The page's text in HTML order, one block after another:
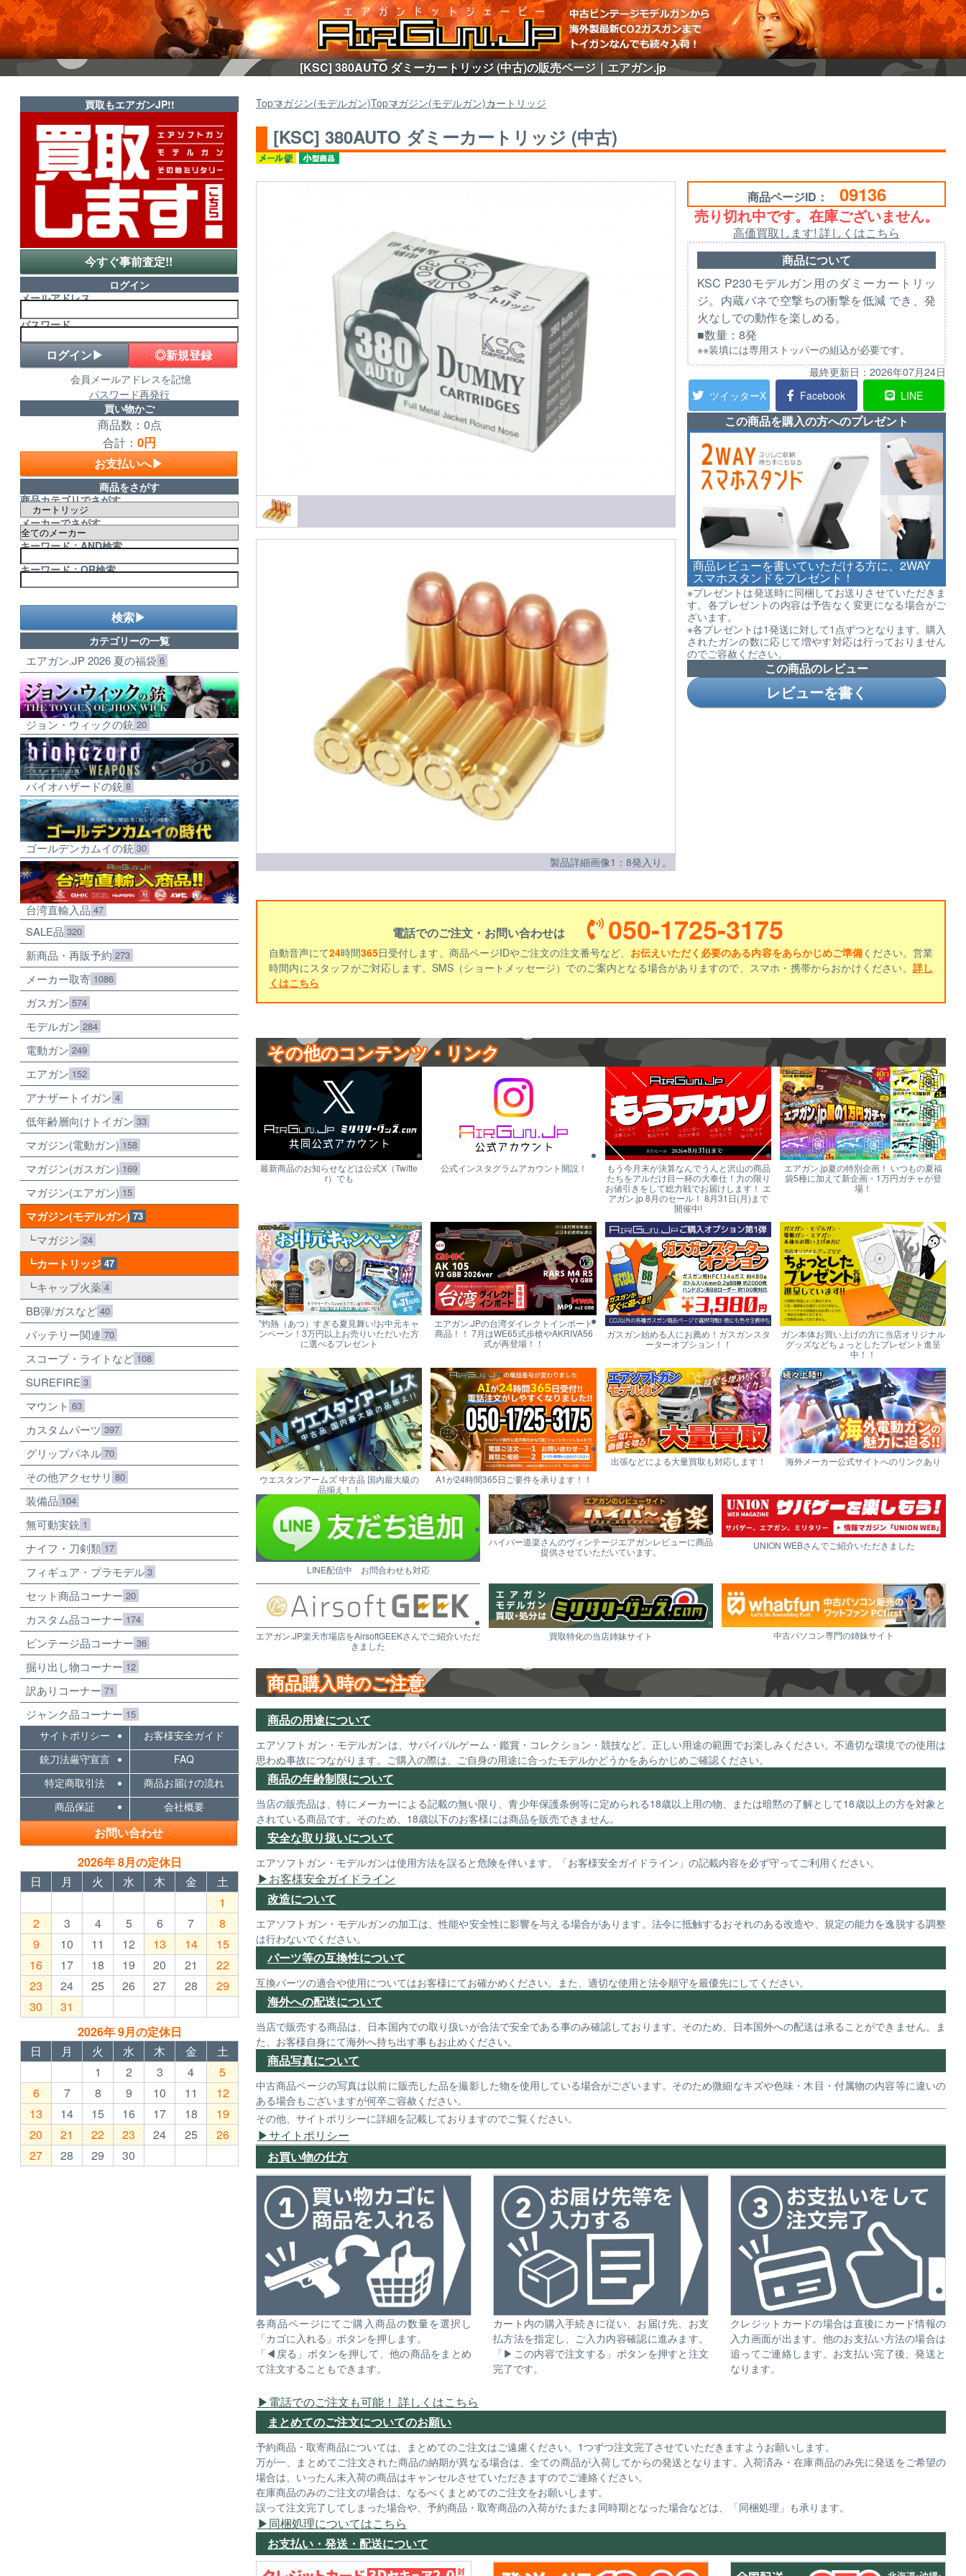
[KSC] 380AUTO ダミーカートリッジ (中古)の販売ページ｜エアガン.jp
Topマガジン(モデルガン)Topマガジン(モデルガン)カートリッジ
[KSC] 380AUTO ダミーカートリッジ (中古)
商品ページID： 09136
売り切れ中です。在庫ございません。
高価買取します! 詳しくはこちら
商品について
KSC P230モデルガン用のダミーカートリッ
ジ。内蔵バネで空撃ちの衝撃を低減 でき、発
火なしでの動作を楽しめる。
■数量：8発
※※装填には専用ストッパーの組込が必要です。
最終更新日： 2026年07月24日
ツイッターX
Facebook LINE
この商品を購入の方へのプレゼント
商品レビューを書いていただける方に、2WAY
スマホスタンドをプレゼント！
※プレゼントは発送時に同梱してお送りさせていただきま
す。各プレゼントの内容は予告なく変更になる場合がご
ざいます。
※各プレゼントは1発送に対して1点ずつとなります。購入
されたガンの数に応じて増やす対応は行っておりません
のでご容赦ください。
この商品のレビュー
レビューを書く
製品詳細画像1：8発入り。
電話でのご注文・お問い合わせは 050-1725-3175
自動音声にて24時間365日受付します。商品ページIDやご注文の注文番号など、 お伝えいただく必要のある内容をあらかじめご準備ください。営業
時間内にスタッフがご対応します。SMS（ショートメッセージ）でのご案内となる場合がありますので、スマホ・携帯からおかけください。 詳し
くはこちら
その他のコンテンツ・リンク
最新商品のお知らせなどは公式X（Twitte
r）でも
公式インスタグラムアカウント開設！
もう今月末が決算なんでうんと沢山の商品
たちをアルだけ目一杯の大奉仕！力の限り
お値引きをして総力戦でお届けします！ エ
アガン.jp 8月のセール！ 8月31日(月)まで
開催中!
エアガン.jp夏の特別企画！ いつもの夏福
袋5種に加えて新企画・1万円ガチャが登
場！
"灼熱（あつ）すぎる夏見舞い!お中元キャ
ンペーン！3万円以上お売りいただいた方
に選べるプレゼント
エアガン.JPの台湾ダイレクトインポート
商品！！ 7月はWE65式歩槍やAKRIVA56
式が再登場！！
ガスガン始める人にお薦め！ガスガンスタ
ーターオプション！！
ガン本体お買い上げの方に当店オリジナル
グッズなどちょっとしたプレゼント進呈
中！！
ウエスタンアームズ 中古品 国内最大級の
品揃え！！
A1が24時間365日ご要件を承ります！！
出張などによる大量買取も対応します！ 海外メーカー公式サイトへのリンクあり
LINE配信中 お問合わせも対応
ハイパー道楽さんのヴィンテージエアガンレビューに商品
提供させていただいています。
UNION WEBさんでご紹介いただきました
エアガン.JP楽天市場店をAirsoftGEEKさんでご紹介いただ
きました
買取特化の当店姉妹サイト 中古パソコン専門の姉妹サイト
商品購入時のご注意
商品の用途について
エアソフトガン・モデルガンは、サバイバルゲーム・鑑賞・コレクション・競技など、正しい用途の範囲でお楽しみください。不適切な環境での使用は
思わぬ事故につながります。ご購入の際は、ご自身の用途に合ったモデルかどうかをあらかじめご確認ください。
商品の年齢制限について
当店の販売品は、特にメーカーによる記載の無い限り、青少年保護条例等に定められる18歳以上用の物、または暗黙の了解として18歳以上の方を対象と
されている商品です。そのため、18歳以下のお客様には商品を販売できません。
安全な取り扱いについて
エアソフトガン・モデルガンは使用方法を誤ると危険を伴います。「お客様安全ガイドライン」の記載内容を必ず守ってご利用ください。
お客様安全ガイドライン
改造について
エアソフトガン・モデルガンの加工は、性能や安全性に影響を与える場合があります。法令に抵触するおそれのある改造や、規定の能力を逸脱する調整
は行わないでください。
パーツ等の互換性について
互換パーツの適合や使用についてはお客様にてお確かめください。また、適切な使用と法令順守を最優先にしてください。
海外への配送について
当店で販売する商品は、日本国内での取り扱いが合法で安全である事のみ確認しております。そのため、日本国外への配送は承ることができません。ま
た、お客様自身にて海外へ持ち出す事もお止めください。
商品写真について
中古商品ページの写真は以前に販売した品を撮影した物を使用している場合がございます。そのため微細なキズや色味・木目・付属物の内容等に違いの
ある場合もございますが何卒ご容赦ください。
その他、サイトポリシーに詳細を記載しておりますのでご覧ください。
サイトポリシー
お買い物の仕方
各商品ページにてご購入商品の数量を選択し
「カゴに入れる」ボタンを押します。
「◀戻る」ボタンを押して、他の商品をまとめ
て注文することもできます。
カート内の購入手続きに従い、お届け先、お支
払方法を指定し、ご入力内容確認に進みます。
「▶この内容で注文する」ボタンを押すと注文
完了です。
クレジットカードの場合は直後にカード情報の
入力画面が出ます。他のお支払い方法の場合は
追ってご連絡します。お支払い完了後、発送と
なります。
電話でのご注文も可能！ 詳しくはこちら
まとめてのご注文についてのお願い
予約商品・取寄商品については、まとめてのご注文はご遠慮ください。1つずつ注文完了させていただきますようお願いします。
万が一、まとめてご注文された商品の納期が異なる場合は、全ての商品が入荷してからの発送となります。入荷済み・在庫商品のみ先に発送をご希望の
場合は、いったん未入荷の商品はキャンセルさせていただきますのでご連絡ください。
在庫商品のみのご注文の場合は、なるべくまとめてのご注文をお願いします。
誤って注文完了してしまった場合や、予約商品・取寄商品の入荷がたまたま同時期となった場合などは、「同梱処理」も承ります。
同梱処理についてはこちら
お支払い・発送・配送について
買取もエアガンJP!!
今すぐ事前査定!!
ログイン
メールアドレス
パスワード
◎新規登録
会員メールアドレスを記憶
パスワード再発行
買い物かご
商品数：0点
合計： 0円
お支払いへ▶
商品をさがす
商品カテゴリでさがす
メーカーでさがす
キーワード：AND検索
キーワード：OR検索
検索▶
カテゴリーの一覧
エアガン.JP 2026 夏の福袋 6
ジョン・ウィックの銃 20
バイオハザードの銃 8
ゴールデンカムイの銃 30
台湾直輸入品 47
SALE品 320
新商品・再販予約 273
メーカー取寄 1086
ガスガン 574
モデルガン 284
電動ガン 249
エアガン 152
アナザートイガン 4
低年齢層向けトイガン 33
マガジン(電動ガン) 158
マガジン(ガスガン) 169
マガジン(エアガン) 15
マガジン(モデルガン) 73
マガジン 24
カートリッジ 47
キャップ火薬 4
BB弾/ガスなど 40
バッテリー関連 70
スコープ・ライトなど 108
SUREFIRE 3
マウント 63
カスタムパーツ 397
グリップパネル 70
その他アクセサリ 80
装備品 104
無可動実銃 1
ナイフ・刀剣類 17
フィギュア・プラモデル 3
セット商品コーナー 20
カスタム品コーナー 174
ビンテージ品コーナー 36
掘り出し物コーナー 12
訳ありコーナー 71
ジャンク品コーナー 15
サイトポリシー
お客様安全ガイド
銃刀法厳守宣言
FAQ
特定商取引法
商品お届けの流れ
商品保証
会社概要
お問い合わせ
2026年 8月の定休日
日
月 火 水 木 金
土
1
2
3 4 5 6 7
8
9
10 11 12 13 14
15
16
17 18 19 20 21
22
23
24 25 26 27 28
29
30
31
2026年 9月の定休日
日
月 火 水 木 金
土
1
2 3 4
5
6
7 8 9 10 11
12
13
14 15 16 17 18
19
20
21 22 23 24 25
26
27
28 29 30